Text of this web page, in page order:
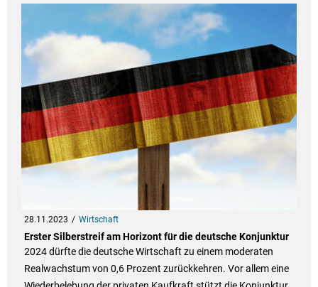
28.11.2023 Wirtschaft
Erster Silberstreif am Horizont für die deutsche Konjunktur
2024 dürfte die deutsche Wirtschaft zu einem moderaten
Realwachstum von 0,6 Prozent zurückkehren. Vor allem eine